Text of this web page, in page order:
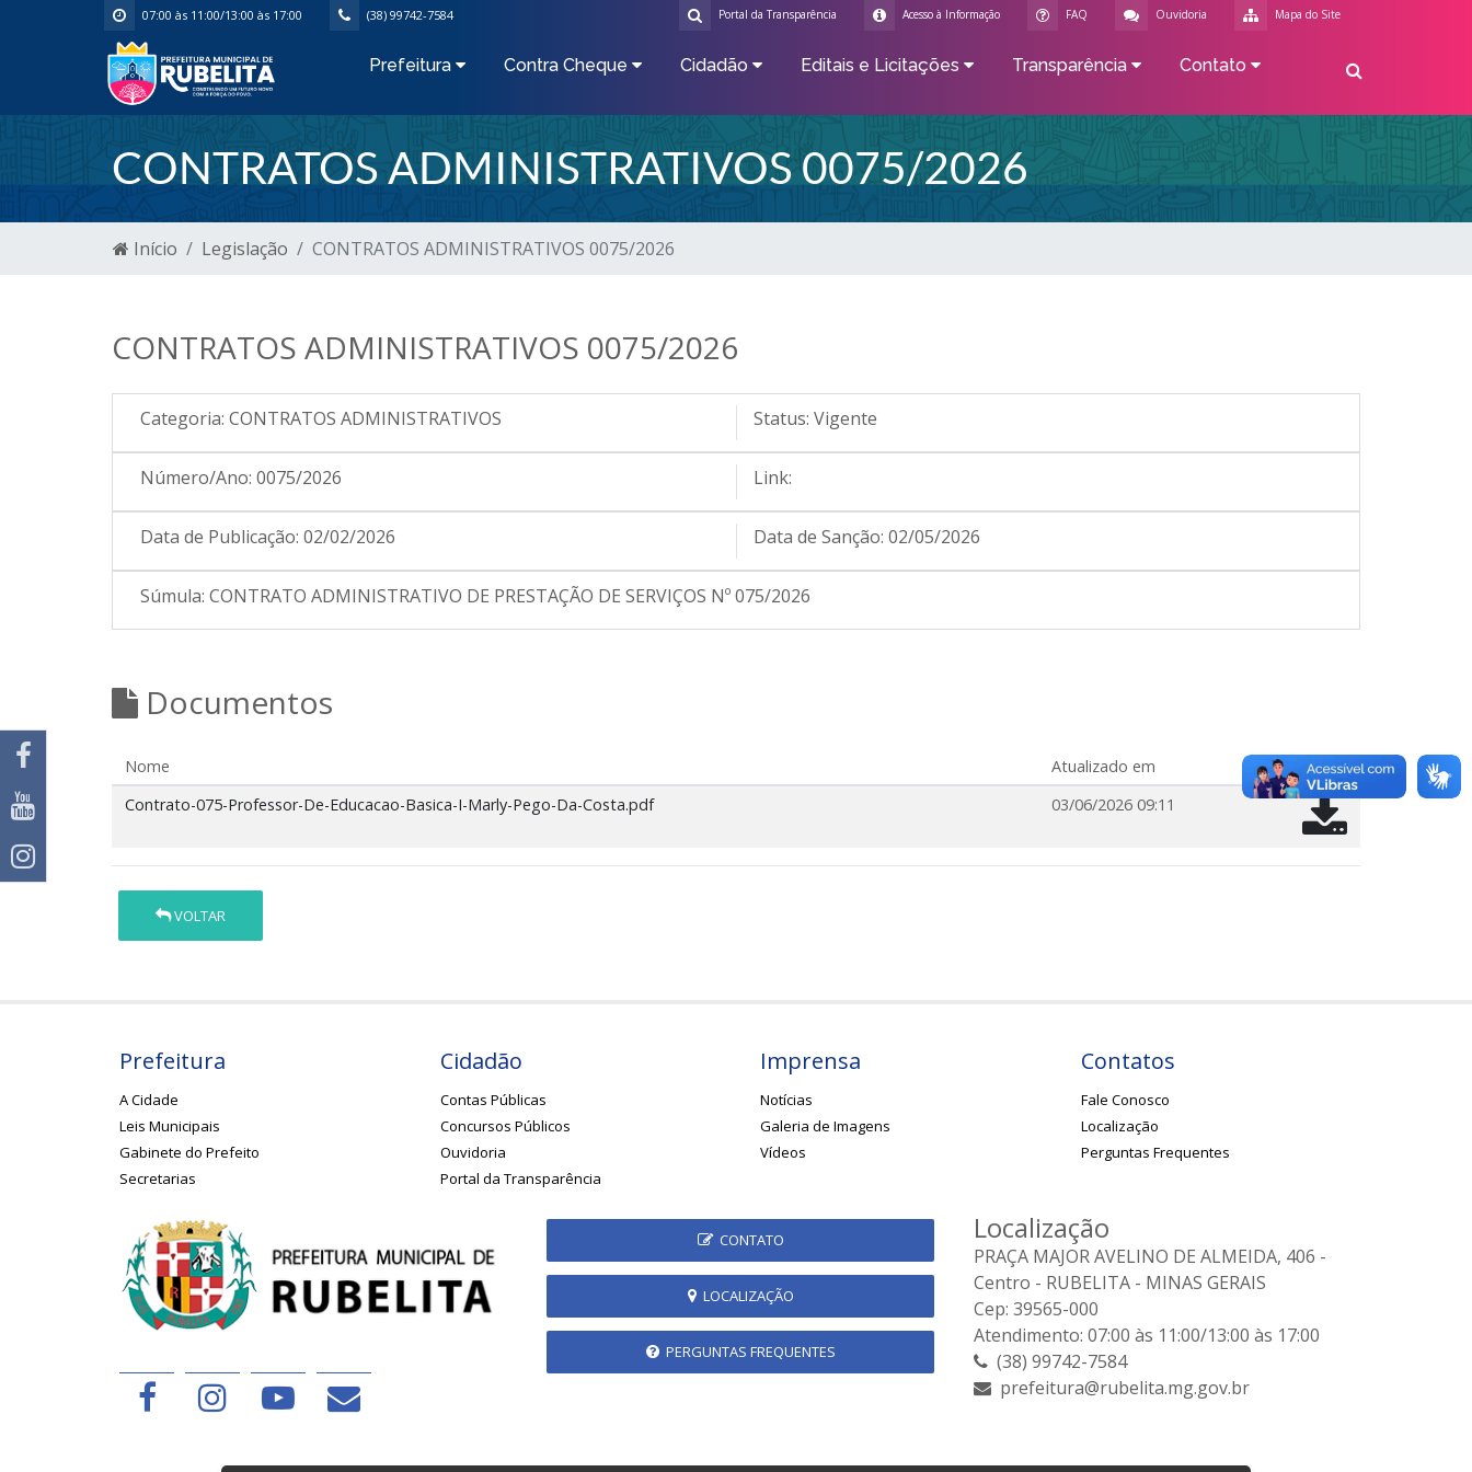
07:00 às 11:00/13:00 às 17:00 (38) 99742-7584 Mapa do Site
Ouvidoria
FAQ
Acesso à Informação
Portal da Transparência
Prefeitura Contra Cheque Cidadão Editais e Licitações Transparência Contato
CONTRATOS ADMINISTRATIVOS 0075/2026
Início Legislação CONTRATOS ADMINISTRATIVOS 0075/2026
CONTRATOS ADMINISTRATIVOS 0075/2026
Categoria: CONTRATOS ADMINISTRATIVOS Status: Vigente
Número/Ano: 0075/2026 Link:
Data de Publicação: 02/02/2026 Data de Sanção: 02/05/2026
Súmula: CONTRATO ADMINISTRATIVO DE PRESTAÇÃO DE SERVIÇOS Nº 075/2026
Documentos
Nome
Atualizado em
Contrato-075-Professor-De-Educacao-Basica-I-Marly-Pego-Da-Costa.pdf
03/06/2026 09:11
VOLTAR
Prefeitura
A Cidade
Leis Municipais
Gabinete do Prefeito
Secretarias
Cidadão
Contas Públicas
Concursos Públicos
Ouvidoria
Portal da Transparência
Imprensa
Notícias
Galeria de Imagens
Vídeos
Contatos
Fale Conosco
Localização
Perguntas Frequentes
CONTATO
LOCALIZAÇÃO
PERGUNTAS FREQUENTES
Localização
PRAÇA MAJOR AVELINO DE ALMEIDA, 406 -
Centro - RUBELITA - MINAS GERAIS
Cep: 39565-000
Atendimento: 07:00 às 11:00/13:00 às 17:00
(38) 99742-7584
prefeitura@rubelita.mg.gov.br